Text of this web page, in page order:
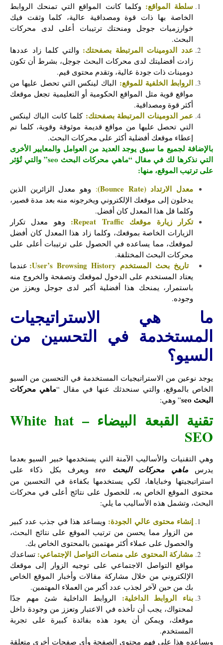
سلطة المواقع: وكلما كانت المواقع التي تمنحك الروابط
الخاصة بها ذات قوة ومصداقية عالية، كلما وثقت فيك
خوارزميات جوجل ومنحتك ترتيبات أعلى لدى محركات
البحث.
عدد الدومينات المرتبطة بصفحتك: والتي كلما زاد عددها
زادت أفضليتك لدى محركات البحث جوجل، بشرط أن تكون
دومينات ذات جودة عالية، وتقدم محتوى قيم.
الروابط الخلفية للموقع: الباك لينكس التي تحصل عليها من
مواقع قوية مثل المواقع الحكومية أو التعليمية تجعل موقعك
أكثر قوة ومصداقية.
عمر الدومينات المرتبطة بصفحتك: كلما كانت الباك لينكس
التي تحصل عليها من مواقع قديمة موثوقة وقوية، كلما تم
إعطاء موقعك أفضلية أكثر على محركات البحث.
بالإضافة لجميع ما سبق يوجد العديد من العوامل والمعايير الأخرى
التي نذكرها لك في مقال “ماهي محركات البحث seo” والتي تُؤثر
على ترتيب الموقع، منها:
معدل الارتداد (Bounce Rate)
: وهو معدل الزائرين الذين
يدخلون إلى موقعك الإلكتروني ويخرجونه منه بعد مدة قصير،
وكلما قل هذا المعدل كان أفضل.
تكرار زيارة موقعك Repeat Traffic:
وهو معدل تكرار
الزيارات الخاصة بموقعك، وكلما زاد هذا المعدل كان أفضل
لموقعك، مما يساعده في الحصول على ترتيبات أعلى على
محركات البحث المختلفة.
تاريخ بحث المستخدم User’s Browsing History:
عندما
يعتاد المستخدم على الدخول لموقعك وتصفحة والخروج منه
باستمرار، يمنحك هذا أفضلية أكبر لدى جوجل ويعزز من
وجوده.
ما هي الاستراتيجيات
المستخدمة في التحسين من
السيو؟
يوجد نوعين من الاستراتيجيات المستخدمة في التحسين من السيو
الخاص بالموقع، والتي سنحدثك عنها في مقال “ماهي محركات
البحث seo
” وهي:
تقنية القبعة البيضاء – White hat
SEO
وهي التقنيات والأساليب الآمنة التي يستخدمها خبير السيو بعدما
يدرس ماهي محركات البحث seo
ويعرف بكل ذكاء على
استراتيجيتها وخباياها، لكي يستخدمها بكفاءة في التحسين من
محتوى الموقع الخاص به، للحصول على نتائج أعلى في محركات
البحث، وتشمل هذه الأساليب ما يلي:
إنشاء محتوى عالي الجودة: ويساعد هذا في جذب عدد كبير
من الزوار مما يحسن من ترتيب الموقع على نتائج البحث،
والحصول على عملاء أكثر مهتمين بالمحتوى الخاص بك.
مشاركة المحتوى على منصات التواصل الإجتماعي: تساعدك
مواقع التواصل الاجتماعي على توجيه الزوار إلى موقعك
الإلكتروني من خلال مشاركة مقالات وأخبار الموقع الخاص
بك من حين لآخر لجذب عدد أكبر من العملاء المهتمين.
بناء الروابط الداخلية: الروابط الداخلية شئ مهم جدًا
لمحتواك، يجب أن تأخذه في الاعتبار وتعزز من وجودة داخل
موقعك، ويمكن أن يعود هذه بفائدة كبيرة على تجربة
المستخدم.
ويساعده هذا على فهم محتوى الصفحة وأي صفحات أخرى متعلقة